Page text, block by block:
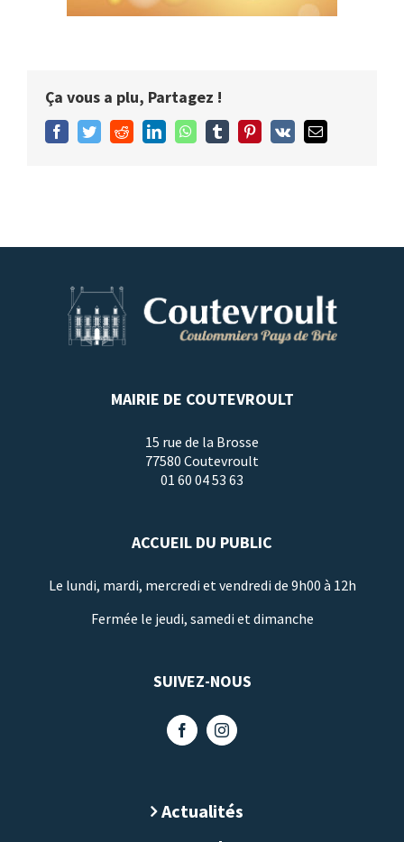
Ça vous a plu, Partagez !
Facebook
TwitterRedditLinkedInWhatsApp
Tumblr Pinterest
Vk Email
MAIRIE DE COUTEVROULT
15 rue de la Brosse
77580 Coutevroult
01 60 04 53 63
ACCUEIL DU PUBLIC
Le lundi, mardi, mercredi et vendredi de 9h00 à 12h
Fermée le jeudi, samedi et dimanche
SUIVEZ-NOUS
Actualités